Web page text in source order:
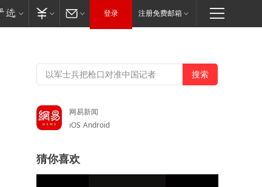
登录 注册免费邮箱
网易新闻
iOS Android
猜你喜欢